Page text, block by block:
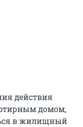
действия
домом,
в жилищный